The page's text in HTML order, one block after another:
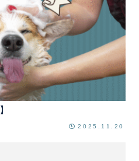
2025.11.20